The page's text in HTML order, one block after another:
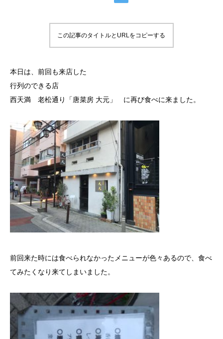
この記事のタイトルとURLをコピーする
本日は、前回も来店した
行列のできる店
西天満 老松通り「唐菜房 大元」 に再び食べに来ました。
前回来た時には食べられなかったメニューが色々あるので、食べ
てみたくなり来てしまいました。